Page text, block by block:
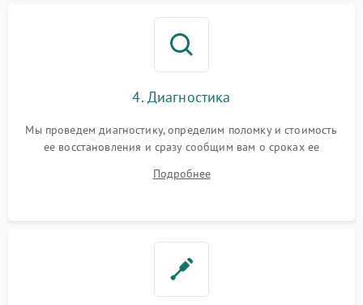
4. Диагностика
Мы проведем диагностику, определим поломку и стоимость
ее восстановления и сразу сообщим вам о сроках ее
Подробнее